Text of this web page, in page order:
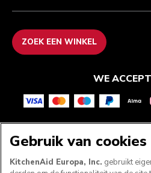
ZOEK EEN WINKEL
WE
VOLG
Gebruik van cookies
KitchenAid Europa, Inc. gebruikt